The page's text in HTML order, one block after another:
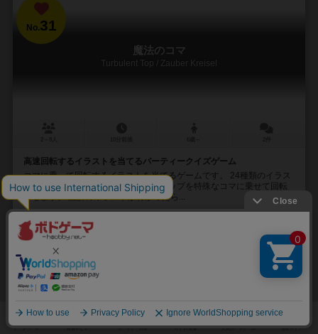
No.31
魔法のコマ
Turbulent Top / Zauber Kreisel
高速回転するイラストを当てるパーティークイズゲーム
コマに乗って回転するイラストを当てるゲームです。 24種類のイラス
トからランダムに選ばれたイラストチップを特殊なコマに乗せて回転
させます。 正解のイラストがわかったら...
26
興味あり